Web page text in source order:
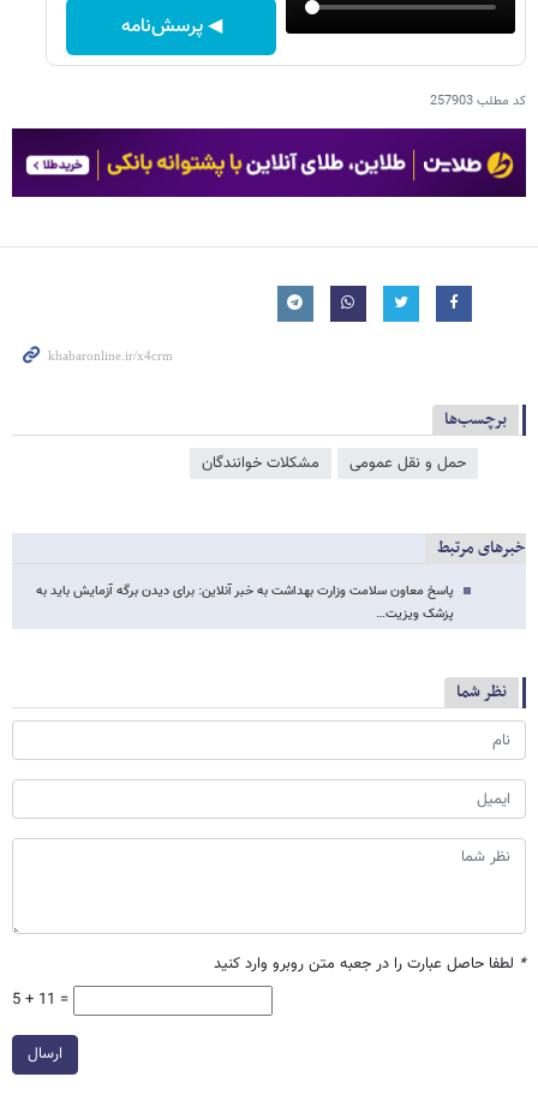
◀ پرسش‌نامه
کد مطلب257903
برچسب‌ها
حمل و نقل عمومی مشکلات خوانندگان
خبرهای مرتبط
پاسخ معاون سلامت وزارت بهداشت به خبر آنلاین: برای دیدن برگه آزمایش باید به
پزشک ویزیت…
نظر شما
* لطفا حاصل عبارت را در جعبه متن روبرو وارد کنید
5 + 11 =
ارسال